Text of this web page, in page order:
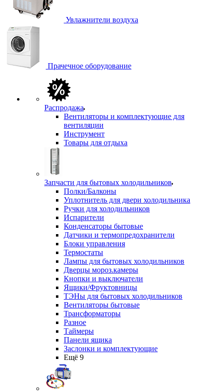
Увлажнители воздуха
Прачечное оборудование
Распродажа
Вентиляторы и комплектующие для
вентиляции
Инструмент
Товары для отдыха
Запчасти для бытовых холодильников
Полки/Балконы
Уплотнитель для двери холодильника
Ручки для холодильников
Испарители
Конденсаторы бытовые
Датчики и термопредохранители
Блоки управления
Термостаты
Лампы для бытовых холодильников
Дверцы мороз.камеры
Кнопки и выключатели
Ящики/Фруктовницы
ТЭНы для бытовых холодильников
Вентиляторы бытовые
Трансформаторы
Разное
Таймеры
Панели ящика
Заслонки и комплектующие
Ещё 9